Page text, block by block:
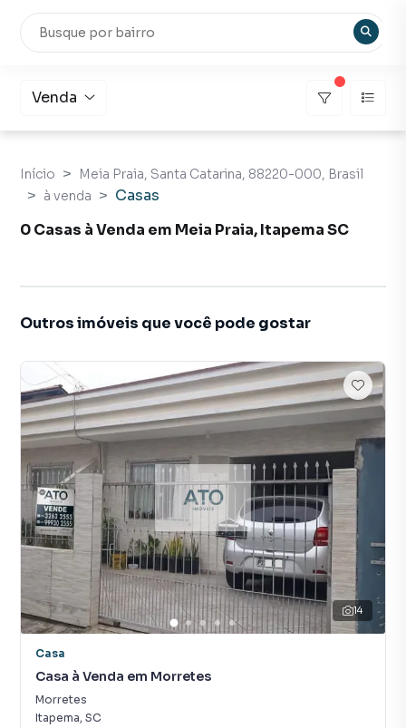
Venda
Início
Meia Praia, Santa Catarina, 88220-000, Brasil
à venda
Casas
0 Casas à Venda em Meia Praia, Itapema SC
Outros imóveis que você pode gostar
14
Casa
Casa à Venda em Morretes
Morretes
Itapema, SC